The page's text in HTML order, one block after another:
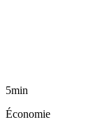
5min
Économie